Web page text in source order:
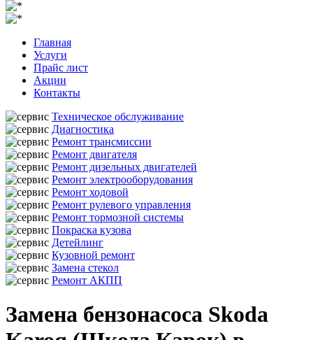
Главная
Услуги
Прайс лист
Акции
Контакты
Техническое обслуживание
Диагностика
Ремонт трансмиссии
Ремонт двигателя
Ремонт дизельных двигателей
Ремонт электрооборудования
Ремонт ходовой
Ремонт рулевого управления
Ремонт тормозной системы
Покраска кузова
Детейлинг
Кузовной ремонт
Замена стекол
Ремонт АКПП
Замена бензонасоса Skoda